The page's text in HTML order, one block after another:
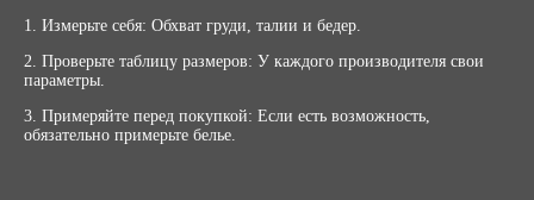
1. Измерьте себя: Обхват груди, талии и бедер.
2. Проверьте таблицу размеров: У каждого производителя свои
параметры.
3. Примеряйте перед покупкой: Если есть возможность,
обязательно примерьте белье.